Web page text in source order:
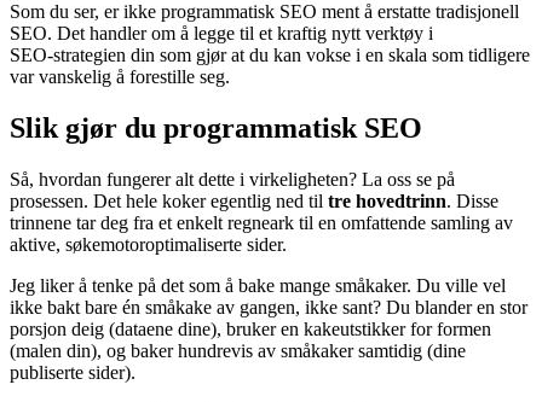
Som du ser, er ikke programmatisk SEO ment å erstatte tradisjonell
SEO. Det handler om å legge til et kraftig nytt verktøy i
SEO‑strategien din som gjør at du kan vokse i en skala som tidligere
var vanskelig å forestille seg.
Slik gjør du programmatisk SEO
Så, hvordan fungerer alt dette i virkeligheten? La oss se på
prosessen. Det hele koker egentlig ned til tre hovedtrinn. Disse
trinnene tar deg fra et enkelt regneark til en omfattende samling av
aktive, søkemotoroptimaliserte sider.
Jeg liker å tenke på det som å bake mange småkaker. Du ville vel
ikke bakt bare én småkake av gangen, ikke sant? Du blander en stor
porsjon deig (dataene dine), bruker en kakeutstikker for formen
(malen din), og baker hundrevis av småkaker samtidig (dine
publiserte sider).